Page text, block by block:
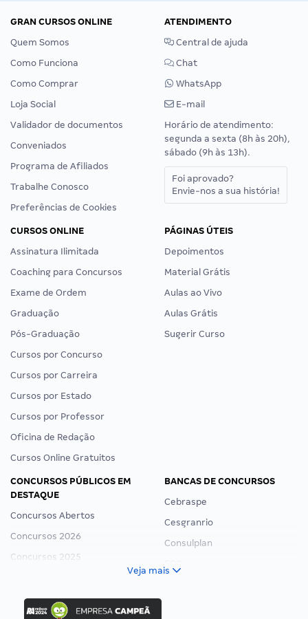
GRAN CURSOS ONLINE
Quem Somos
Como Funciona
Como Comprar
Loja Social
Validador de documentos
Conveniados
Programa de Afiliados
Trabalhe Conosco
Preferências de Cookies
ATENDIMENTO
Central de ajuda
Chat
WhatsApp
E-mail
Horário de atendimento:
segunda a sexta (8h às 20h),
sábado (9h às 13h).
Foi aprovado?
Envie-nos a sua história!
CURSOS ONLINE
Assinatura Ilimitada
Coaching para Concursos
Exame de Ordem
Graduação
Pós-Graduação
Cursos por Concurso
Cursos por Carreira
Cursos por Estado
Cursos por Professor
Oficina de Redação
Cursos Online Gratuitos
PÁGINAS ÚTEIS
Depoimentos
Material Grátis
Aulas ao Vivo
Aulas Grátis
Sugerir Curso
CONCURSOS PÚBLICOS EM
DESTAQUE
Concursos Abertos
Concursos 2026
Concursos 2025
Concurso Ibama
BANCAS DE CONCURSOS
Cebraspe
Cesgranrio
Consulplan
Veja mais